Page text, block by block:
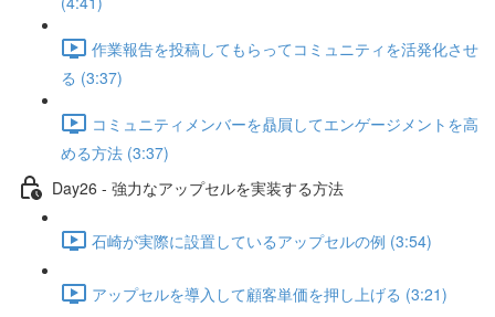
作業報告を投稿してもらってコミュニティを活発化させ
る (3:37)
コミュニティメンバーを贔屓してエンゲージメントを高
める方法 (3:37)
Day26 - 強力なアップセルを実装する方法
石崎が実際に設置しているアップセルの例 (3:54)
アップセルを導入して顧客単価を押し上げる (3:21)